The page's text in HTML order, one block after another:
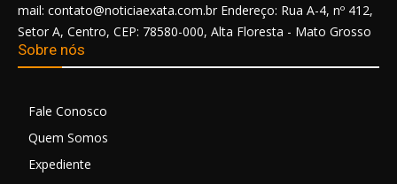
mail: contato@noticiaexata.com.br Endereço: Rua A-4, nº 412,
Setor A, Centro, CEP: 78580-000, Alta Floresta - Mato Grosso
Sobre nós
Fale Conosco
Quem Somos
Expediente